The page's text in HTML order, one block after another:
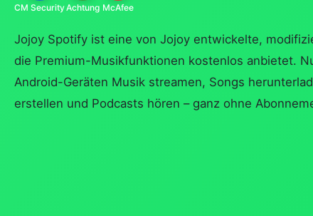
CM SecurityAchtung McAfee
Jojoy Spotify ist eine von Jojoy entwickelte,
die Premium-Musikfunktionen kostenlos anbietet.
Android-Geräten Musik streamen, Songs
erstellen und Podcasts hören – ganz ohne